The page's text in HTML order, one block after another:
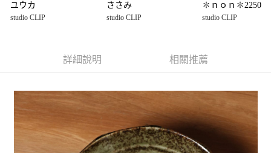
【大哥付你分期使用說明】
1.本服務由台灣大哥大提供，台灣大哥大用戶可立即使用無須另外申請。
3.實際核准額度、可分期數及費用金額請依後續交易確認頁面所載為準。
法說明評估內容。
【繳款方式說明】
1.分期款項不併入電信帳單，「大哥付你分期」於每月結算日後寄送繳費提
醒簡訊。
2.透過簡訊連結打開帳單後，可選擇「超商條碼／台灣大直營門市／銀行轉
AFTEE先享後付
AFTEE先享後付是「在收到商品之後才付款」的支付方式。 讓您購物簡單便
２．便利：只要手機號碼，簡訊認證，即可結帳。
３．安心：先確認商品／服務後，再付款。
【「AFTEE先享後付」結帳流程】
１．於結帳方式選擇「AFTEE先享後付」後，將跳轉至「AFTEE先享後付」
結帳頁面，進行簡訊認證並確認金額後，即可完成結帳。
每筆NT$80，滿NT$888(含以上)免運費
付款後 全家取貨
每筆NT$80，滿NT$888(含以上)免運費
ユウカ
studio CLIP
ささみ
studio CLIP
✽ｎｏｎ✽2250
studio CLIP
詳細說明 相關推薦